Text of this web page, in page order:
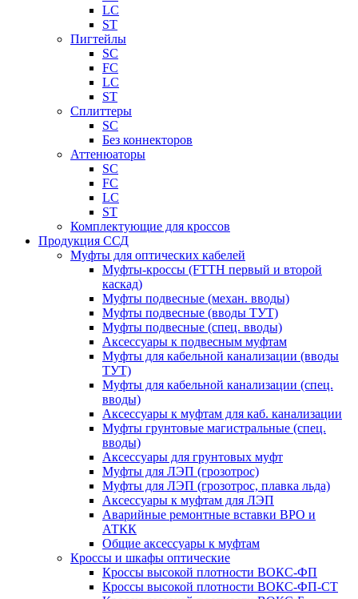
LC
ST
Пигтейлы
SC
FC
LC
ST
Сплиттеры
SC
Без коннекторов
Аттенюаторы
SC
FC
LC
ST
Комплектующие для кроссов
Продукция ССД
Муфты для оптических кабелей
Муфты-кроссы (FTTH первый и второй
каскад)
Муфты подвесные (механ. вводы)
Муфты подвесные (вводы ТУТ)
Муфты подвесные (спец. вводы)
Аксессуары к подвесным муфтам
Муфты для кабельной канализации (вводы
ТУТ)
Муфты для кабельной канализации (спец.
вводы)
Аксессуары к муфтам для каб. канализации
Муфты грунтовые магистральные (спец.
вводы)
Аксессуары для грунтовых муфт
Муфты для ЛЭП (грозотрос)
Муфты для ЛЭП (грозотрос, плавка льда)
Аксессуары к муфтам для ЛЭП
Аварийные ремонтные вставки ВРО и
АТКК
Общие аксессуары к муфтам
Кроссы и шкафы оптические
Кроссы высокой плотности ВОКС-ФП
Кроссы высокой плотности ВОКС-ФП-СТ